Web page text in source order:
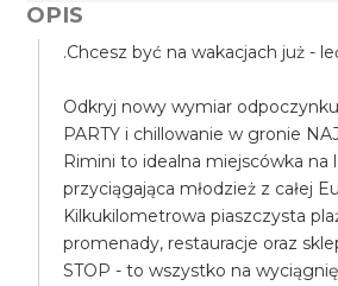
OPIS
.Chcesz być na wakacjach już -
Odkryj nowy wymiar
PARTY i chillowanie w gronie
Rimini to idealna miejscówka na
przyciągająca młodzież z całej
Kilkukilometrowa piaszczysta
promenady, restauracje oraz
STOP - to wszystko na